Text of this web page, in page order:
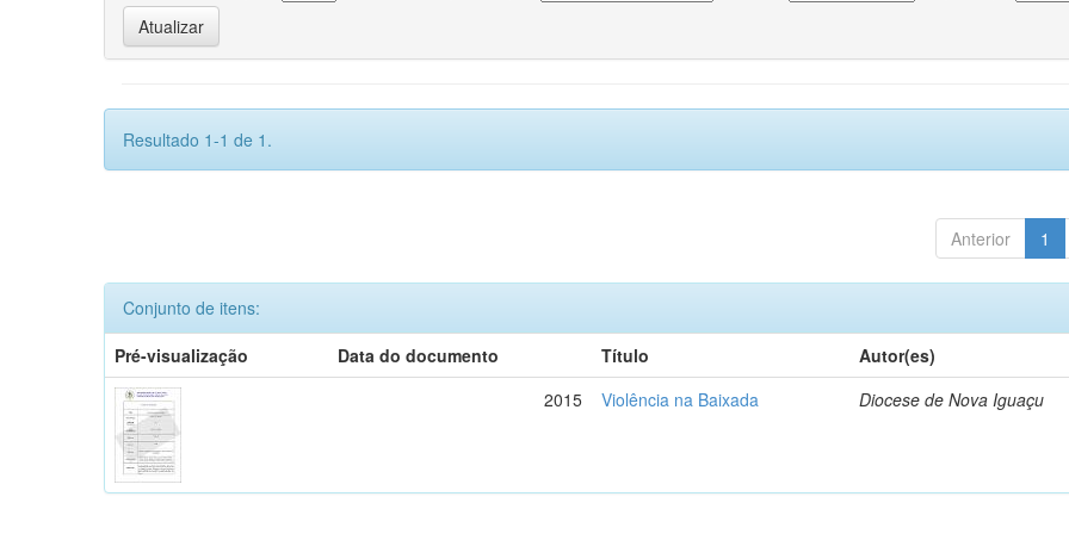
Resultado 1-1 de 1.
Anterior 1
Conjunto de itens:
Pré-visualização
Data do documento Título
Autor(es)
2015
Violência na Baixada Diocese de Nova Iguaçu